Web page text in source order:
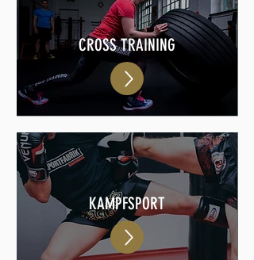
CROSS TRAINING
KAMPFSPORT